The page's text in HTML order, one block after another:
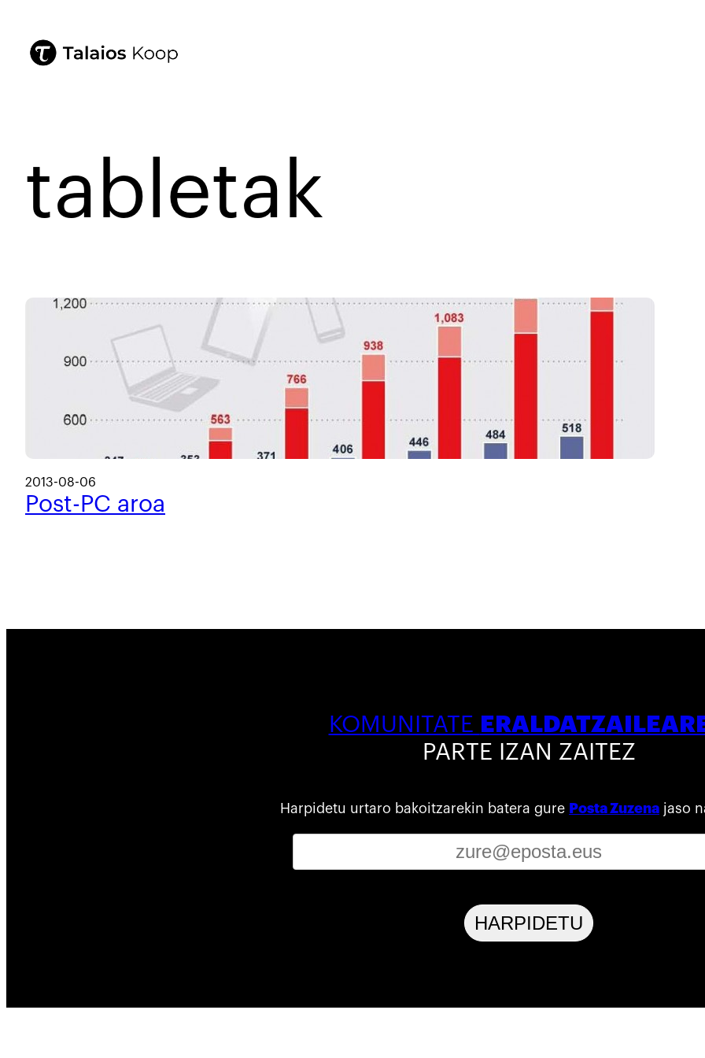
tabletak
2013-08-06
Post-PC aroa
KOMUNITATE
PARTE IZAN ZAITEZ
Harpidetu urtaro bakoitzarekin batera gure Posta Zuzena jaso
HARPIDETU